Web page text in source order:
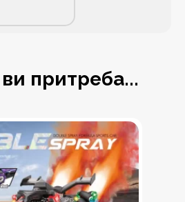
притреба...